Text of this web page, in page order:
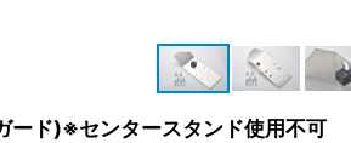
ード)※センタースタンド使用不可